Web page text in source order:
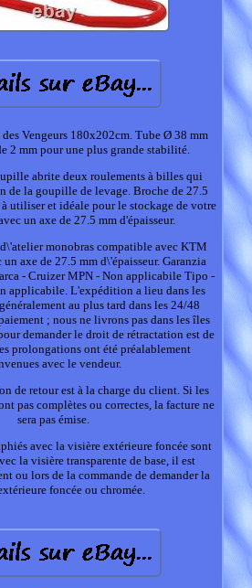
Vengeurs 180x202cm. Tube Ø 38 mm
2 mm pour une plus grande stabilité.
abrite deux roulements à billes qui
de la goupille de levage. Broche de 27.5
utiliser et idéale pour le stockage de votre
un axe de 27.5 mm d'épaisseur.
monobras compatible avec KTM
axe de 27.5 mm d\'épaisseur. Garanzia
- Cruizer MPN - Non applicabile Tipo -
applicabile. L'expédition a lieu dans les
au plus tard dans les 24/48
; nous ne livrons pas dans les îles
demander le droit de rétractation est de
prolongations ont été préalablement
avec le vendeur.
de retour est à la charge du client. Si les
pas complètes ou correctes, la facture ne
sera pas émise.
avec la visière extérieure foncée sont
la visière transparente de base, il est
ou lors de la commande de demander la
foncée ou chromée.